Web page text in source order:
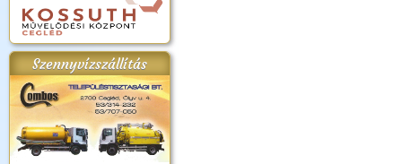
Szennyvízszállítás
Ünnepély
2017.09.22-23.